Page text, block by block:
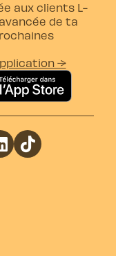
aux clients L-
de ta
→